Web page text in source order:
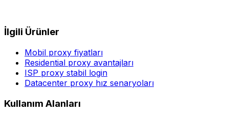
İlgili Ürünler
Mobil proxy fiyatları
Residential proxy avantajları
ISP proxy stabil login
Datacenter proxy hız senaryoları
Kullanım Alanları